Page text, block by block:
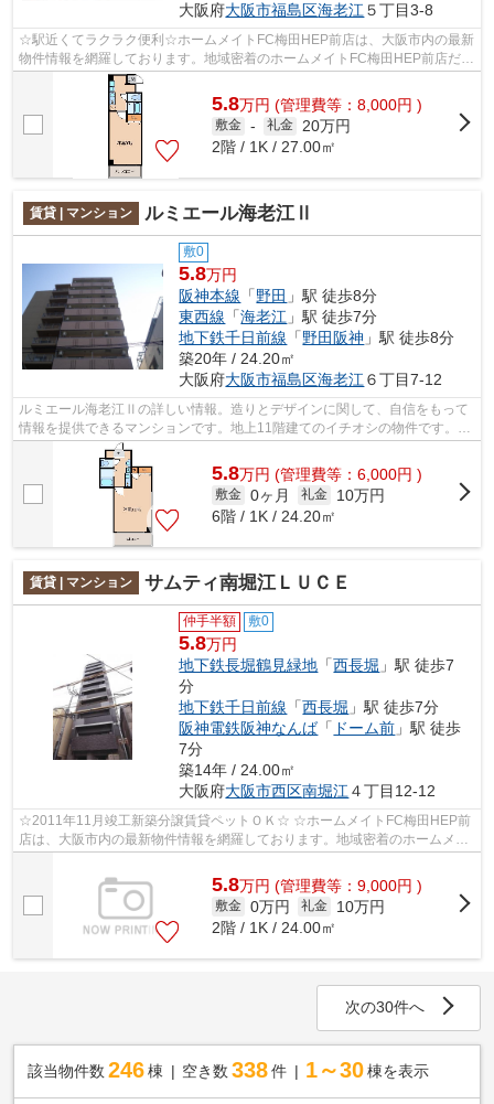
大阪府大阪市福島区海老江５丁目3-8
☆駅近くてラクラク便利☆ホームメイトFC梅田HEP前店は、大阪市内の最新
物件情報を網羅しております。地域密着のホームメイトFC梅田HEP前店だか
らできるお部屋探し品質であなたの理想の...
5.8万円 (管理費等：8,000円 )
敷金 - 礼金
20万円
2階 / 1K / 27.00㎡
賃貸 | マンション ルミエール海老江Ⅱ
敷0
5.8万円
阪神本線 「野田 」駅 徒歩8分
東西線 「海老江 」駅 徒歩7分
地下鉄千日前線 「野田阪神 」駅 徒歩8分
築20年 / 24.20㎡
大阪府大阪市福島区海老江 ６丁目7-12
ルミエール海老江Ⅱの詳しい情報。造りとデザインに関して、自信をもって
情報を提供できるマンションです。地上11階建てのイチオシの物件です。こ
ちらの物件にはエレベーターがあります...
5.8万円 (管理費等：6,000円 )
敷金 0ヶ月 礼金
10万円
6階 / 1K / 24.20㎡
賃貸 | マンション サムティ南堀江ＬＵＣＥ
仲手半額 敷0
5.8万円
地下鉄長堀鶴見緑地 「西長堀 」駅 徒歩7
分
地下鉄千日前線 「西長堀 」駅 徒歩7分
阪神電鉄阪神なんば「 ドーム前 」駅 徒歩
7分
築14年 / 24.00㎡
大阪府大阪市西区南堀江 ４丁目12-12
☆2011年11月竣工新築分譲賃貸ペットＯＫ☆ ☆ホームメイトFC梅田HEP前
店は、大阪市内の最新物件情報を網羅しております。地域密着のホームメイ
5.8万円 (管理費等：9,000円 )
敷金 0万円 礼金
10万円
2階 / 1K / 24.00㎡
次の30件へ
該当物件数 246棟 空き数 338 件 1～30 棟を表示